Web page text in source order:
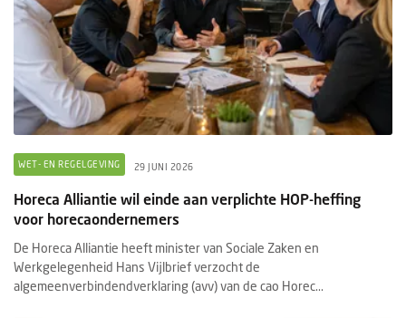
WET- EN REGELGEVING 29 JUNI 2026
Horeca Alliantie wil einde aan verplichte HOP-heffing
voor horecaondernemers
De Horeca Alliantie heeft minister van Sociale Zaken en
Werkgelegenheid Hans Vijlbrief verzocht de
algemeenverbindendverklaring (avv) van de cao Horec...